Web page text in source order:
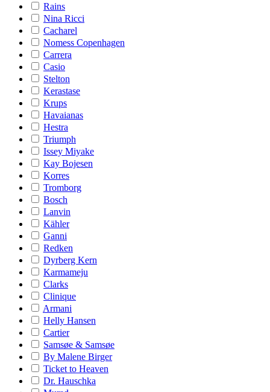
Rains
Nina Ricci
Cacharel
Nomess Copenhagen
Carrera
Casio
Stelton
Kerastase
Krups
Havaianas
Hestra
Triumph
Issey Miyake
Kay Bojesen
Korres
Tromborg
Bosch
Lanvin
Kähler
Ganni
Redken
Dyrberg Kern
Karmameju
Clarks
Clinique
Armani
Helly Hansen
Cartier
Samsøe & Samsøe
By Malene Birger
Ticket to Heaven
Dr. Hauschka